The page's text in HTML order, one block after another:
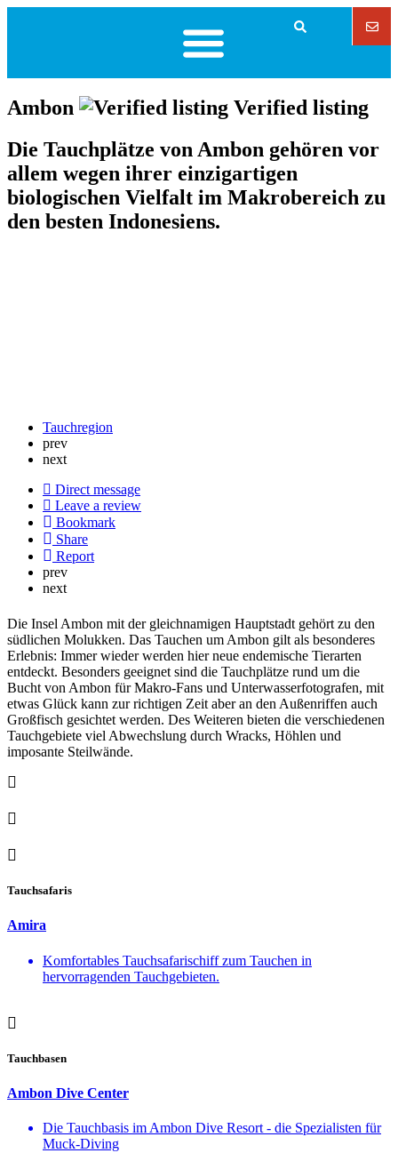
Ambon
Verified listing
Die Tauchplätze von Ambon gehören vor
allem wegen ihrer einzigartigen
biologischen Vielfalt im Makrobereich zu
den besten Indonesiens.
Tauchregion
prev
next
Direct message
Leave a review
Bookmark
Share
Report
prev
next
Die Insel Ambon mit der gleichnamigen Hauptstadt gehört zu den
südlichen Molukken. Das Tauchen um Ambon gilt als besonderes
Erlebnis: Immer wieder werden hier neue endemische Tierarten
entdeckt. Besonders geeignet sind die Tauchplätze rund um die
Bucht von Ambon für Makro-Fans und Unterwasserfotografen, mit
etwas Glück kann zur richtigen Zeit aber an den Außenriffen auch
Großfisch gesichtet werden. Des Weiteren bieten die verschiedenen
Tauchgebiete viel Abwechslung durch Wracks, Höhlen und
imposante Steilwände.
Tauchsafaris
Amira
Komfortables Tauchsafarischiff zum Tauchen in
hervorragenden Tauchgebieten.
Tauchbasen
Ambon Dive Center
Die Tauchbasis im Ambon Dive Resort - die Spezialisten für
Muck-Diving